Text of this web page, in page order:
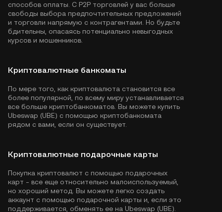
способов оплаты. С P2P торговлей у вас больше
свободы выбора предпочтительных предложений
и торговли напрямую с контрагентами. Но будьте
бдительны, опасаясь потенциально невыгодных
курсов и мошенников.
Криптовалютные банкоматы
По мере того, как криптовалюта становится все
более популярной, по всему миру устанавливается
все больше криптобанкоматов. Вы можете купить
Ubeswap (UBE) с помощью криптобанкомата
рядом с вами, если он существует.
Криптовалютные подарочные карты
Покупка криптовалют с помощью подарочных
карт - все еще относительно малоиспользуемый,
но хороший метод. Вы можете легко создать
аккаунт с помощью подарочной карты и, если это
поддерживается, обменять ее на Ubeswap (UBE).